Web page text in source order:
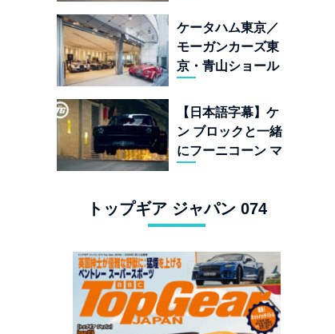
ォーキーエイト
117」の深淵を覗く
ケータハム東京／
モーガンカーズ東
京・青山ショール
「移動手段」では
なく「人生」だ
【日本語字幕】ケ
ン ブロックと一緒
にフーニコーン マ
トップギア ジャパン 074